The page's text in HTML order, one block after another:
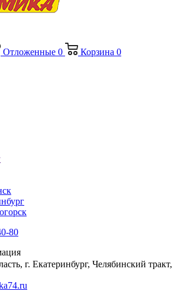
Отложенные 0 Корзина 0
80
г. Екатеринбург, Челябинский тракт,